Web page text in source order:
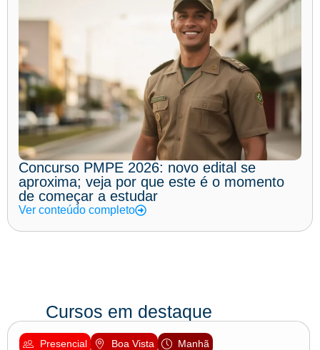
Concurso PMPE 2026: novo edital se
aproxima; veja por que este é o momento
de começar a estudar
Ver conteúdo completo
Cursos em destaque
Presencial Boa Vista Manhã